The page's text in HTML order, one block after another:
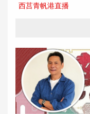
西莒青帆港直播